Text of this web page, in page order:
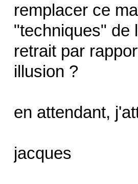
remplacer ce
"techniques" de
retrait par
illusion ?
en attendant,
jacques